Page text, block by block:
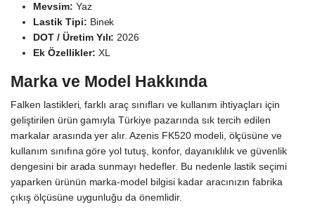
Mevsim: Yaz
Lastik Tipi: Binek
DOT / Üretim Yılı: 2026
Ek Özellikler: XL
Marka ve Model Hakkında
Falken lastikleri, farklı araç sınıfları ve kullanım ihtiyaçları için
geliştirilen ürün gamıyla Türkiye pazarında sık tercih edilen
markalar arasında yer alır. Azenis FK520 modeli, ölçüsüne ve
kullanım sınıfına göre yol tutuş, konfor, dayanıklılık ve güvenlik
dengesini bir arada sunmayı hedefler. Bu nedenle lastik seçimi
yaparken ürünün marka-model bilgisi kadar aracınızın fabrika
çıkış ölçüsüne uygunluğu da önemlidir.